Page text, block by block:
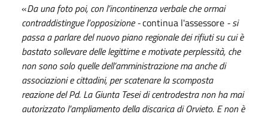
«Da una foto poi, con l’incontinenza verbale che ormai
contraddistingue l’opposizione -continua l'assessore - si
passa a parlare del nuovo piano regionale dei rifiuti su cui è
bastato sollevare delle legittime e motivate perplessità, che
non sono solo quelle dell’amministrazione ma anche di
associazioni e cittadini, per scatenare la scomposta
reazione del Pd. La Giunta Tesei di centrodestra non ha mai
autorizzato l’ampliamento della discarica di Orvieto. E non è